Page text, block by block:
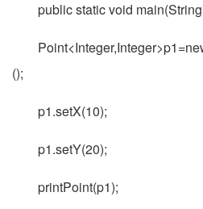
public static void
();
p1.setX(10);
p1.setY(20);
printPoint(p1);